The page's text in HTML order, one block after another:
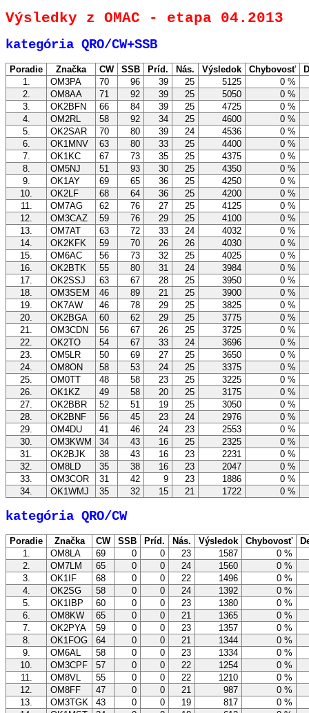
Výsledky z OMAC - etapa 04.2013
kategória QRO/CW+SSB
Poradie Značka CW SSB Príd. Nás. Výsledok Chybovosť
1.
OM3PA 70 96 39 25 5125
0 %
2.
OM8AA 71 92 39 25 5050
0 %
3.
OK2BFN 66 84 39 25 4725
0 %
4.
OM2RL 58 92 34 25 4600
0 %
5.
OK2SAR 70 80 39 24 4536
0 %
6.
OK1MNV 63 80 33 25 4400
0 %
7.
OK1KC 67 73 35 25 4375
0 %
8.
OM5NJ 51 93 30 25 4350
0 %
9.
OK1AY 69 65 36 25 4250
0 %
10.
OK2LF 68 64 36 25 4200
0 %
11.
OM7AG 62 76 27 25 4125
0 %
12.
OM3CAZ 59 76 29 25 4100
0 %
13.
OM7AT 63 72 33 24 4032
0 %
14.
OK2KFK 59 70 26 26 4030
0 %
15.
OM6AC 56 73 32 25 4025
0 %
16.
OK2BTK 55 80 31 24 3984
0 %
17.
OK2SSJ 63 67 28 25 3950
0 %
18.
OM3SEM 46 89 21 25 3900
0 %
19.
OK7AW 46 78 29 25 3825
0 %
20.
OK2BGA 60 62 29 25 3775
0 %
21.
OM3CDN 56 67 26 25 3725
0 %
22.
OK2TO 54 67 33 24 3696
0 %
23.
OM5LR 50 69 27 25 3650
0 %
24.
OM8ON 58 53 24 25 3375
0 %
25.
OM0TT 48 58 23 25 3225
0 %
26.
OK1KZ 49 58 20 25 3175
0 %
27.
OK2BBR 52 51 19 25 3050
0 %
28.
OK2BNF 56 45 23 24 2976
0 %
29.
OM4DU 41 46 24 23 2553
0 %
30.
OM3KWM 34 43 16 25 2325
0 %
31.
OK2BJK 38 43 16 23 2231
0 %
32.
OM8LD 35 38 16 23 2047
0 %
33.
OM3COR 31 42 9 23 1886
0 %
34.
OK1WMJ 35 32 15 21 1722 0 %
kategória QRO/CW
Poradie Značka CW SSB Príd. Nás. Výsledok Chybovosť
1.
OM8LA 69 0 0 23 1587
0 %
2.
OM7LM 65 0 0 24 1560
0 %
3.
OK1IF 68 0 0 22 1496
0 %
4.
OK2SG 58 0 0 24 1392
0 %
5.
OK1IBP 60 0 0 23 1380
0 %
6.
OM8KW 65 0 0 21 1365
0 %
7.
OK2PYA 59 0 0 23 1357
0 %
8.
OK1FOG 64 0 0 21 1344
0 %
9.
OM6AL 58 0 0 23 1334
0 %
10.
OM3CPF 57 0 0 22 1254
0 %
11.
OM8VL 55 0 0 22 1210
0 %
12.
OM8FF 47 0 0 21 987
0 %
13.
OM3TGK 43 0 0 19 817
0 %